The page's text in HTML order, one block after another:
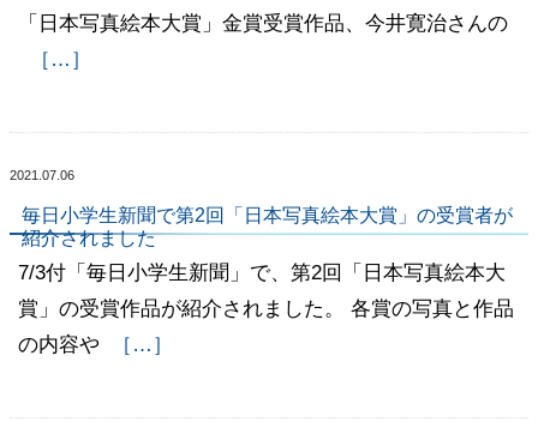
「日本写真絵本大賞」金賞受賞作品、今井寛治さんの
［…］
2021.07.06
毎日小学生新聞で第2回「日本写真絵本大賞」の受賞者が
紹介されました
7/3付「毎日小学生新聞」で、第2回「日本写真絵本大
賞」の受賞作品が紹介されました。 各賞の写真と作品
の内容や
［…］